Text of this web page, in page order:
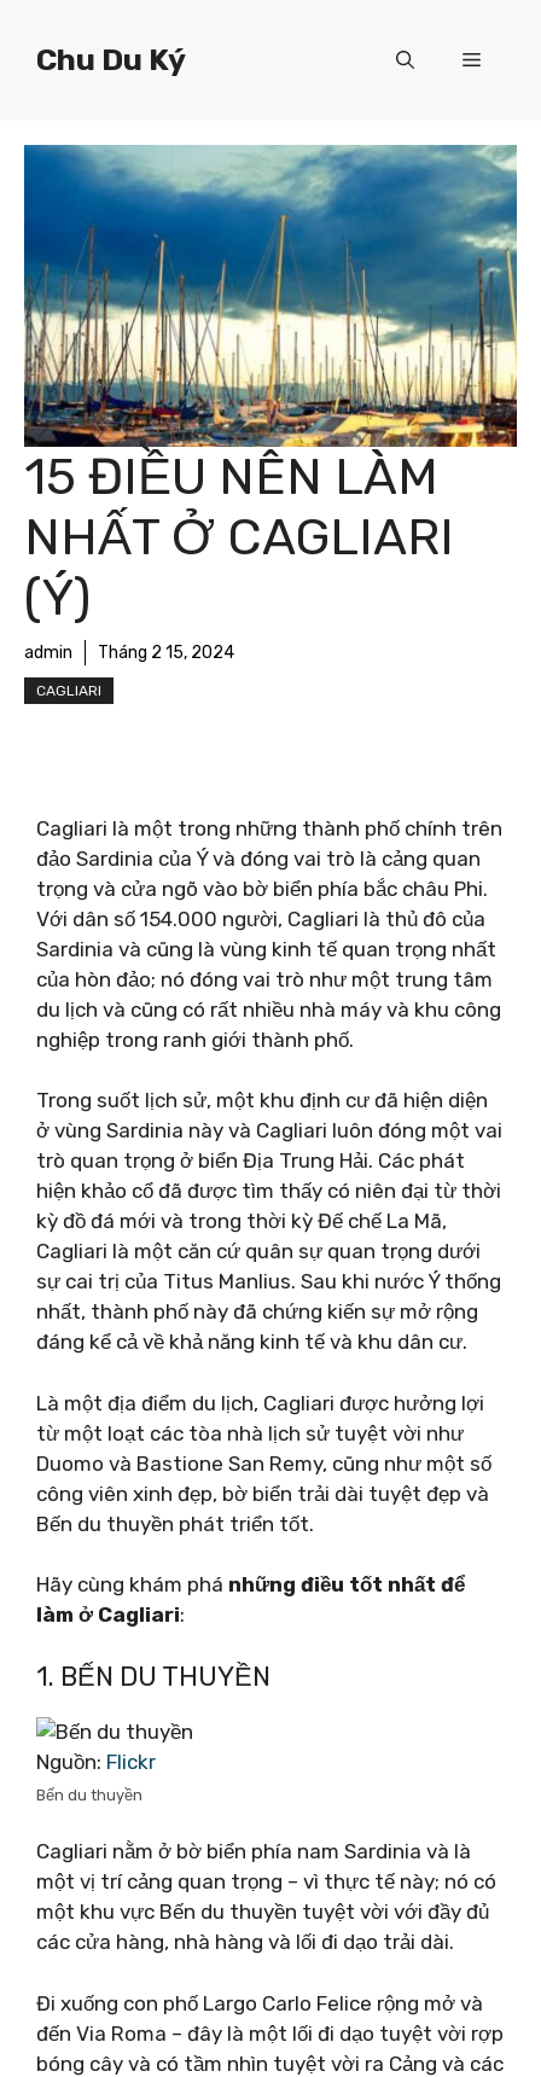
Chu Du Ký Menu
15 ĐIỀU NÊN LÀM
NHẤT Ở CAGLIARI
(Ý)
admin Tháng 2 15, 2024
CAGLIARI
Cagliari là một trong những thành phố chính trên
đảo Sardinia của Ý và đóng vai trò là cảng quan
trọng và cửa ngõ vào bờ biển phía bắc châu Phi.
Với dân số 154.000 người, Cagliari là thủ đô của
Sardinia và cũng là vùng kinh tế quan trọng nhất
của hòn đảo; nó đóng vai trò như một trung tâm
du lịch và cũng có rất nhiều nhà máy và khu công
nghiệp trong ranh giới thành phố.
Trong suốt lịch sử, một khu định cư đã hiện diện
ở vùng Sardinia này và Cagliari luôn đóng một vai
trò quan trọng ở biển Địa Trung Hải. Các phát
hiện khảo cổ đã được tìm thấy có niên đại từ thời
kỳ đồ đá mới và trong thời kỳ Đế chế La Mã,
Cagliari là một căn cứ quân sự quan trọng dưới
sự cai trị của Titus Manlius. Sau khi nước Ý thống
nhất, thành phố này đã chứng kiến ​​sự mở rộng
đáng kể cả về khả năng kinh tế và khu dân cư.
Là một địa điểm du lịch, Cagliari được hưởng lợi
từ một loạt các tòa nhà lịch sử tuyệt vời như
Duomo và Bastione San Remy, cũng như một số
công viên xinh đẹp, bờ biển trải dài tuyệt đẹp và
Bến du thuyền phát triển tốt.
Hãy cùng khám phá những điều tốt nhất để
làm ở Cagliari:
1. BẾN DU THUYỀN
Nguồn: Flickr
Bến du thuyền
Cagliari nằm ở bờ biển phía nam Sardinia và là
một vị trí cảng quan trọng – vì thực tế này; nó có
một khu vực Bến du thuyền tuyệt vời với đầy đủ
các cửa hàng, nhà hàng và lối đi dạo trải dài.
Đi xuống con phố Largo Carlo Felice rộng mở và
đến Via Roma – đây là một lối đi dạo tuyệt vời rợp
bóng cây và có tầm nhìn tuyệt vời ra Cảng và các